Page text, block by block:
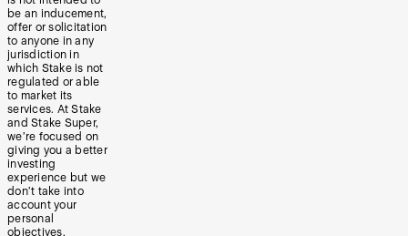
be an inducement,
offer or solicitation
to anyone in any
jurisdiction in
which Stake is not
regulated or able
to market its
services. At Stake
and Stake Super,
we’re focused on
giving you a better
investing
experience but we
don’t take into
account your
personal
objectives,